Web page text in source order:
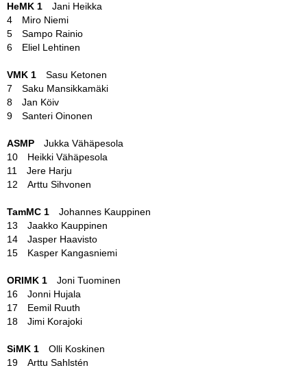
HeMK 1 Jani Heikka
4 Miro Niemi
5 Sampo Rainio
6 Eliel Lehtinen
VMK 1 Sasu Ketonen
7 Saku Mansikkamäki
8 Jan Köiv
9 Santeri Oinonen
ASMP Jukka Vähäpesola
10 Heikki Vähäpesola
11 Jere Harju
12 Arttu Sihvonen
TamMC 1 Johannes Kauppinen
13 Jaakko Kauppinen
14 Jasper Haavisto
15 Kasper Kangasniemi
ORIMK 1 Joni Tuominen
16 Jonni Hujala
17 Eemil Ruuth
18 Jimi Korajoki
SiMK 1 Olli Koskinen
19 Arttu Sahlstén